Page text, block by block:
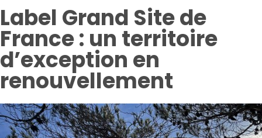
Label Grand Site de
France : un territoire
d’exception en
renouvellement